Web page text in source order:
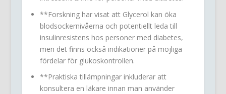
**Forskning har visat att Glycerol kan öka
blodsockernivåerna och potentiellt leda till
insulinresistens hos personer med diabetes,
men det finns också indikationer på möjliga
fördelar för glukoskontrollen.
**Praktiska tillämpningar inkluderar att
konsultera en läkare innan man använder